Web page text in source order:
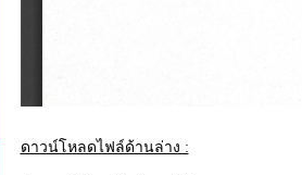
ดาวน์โหลดไฟล์ด้านล่าง :